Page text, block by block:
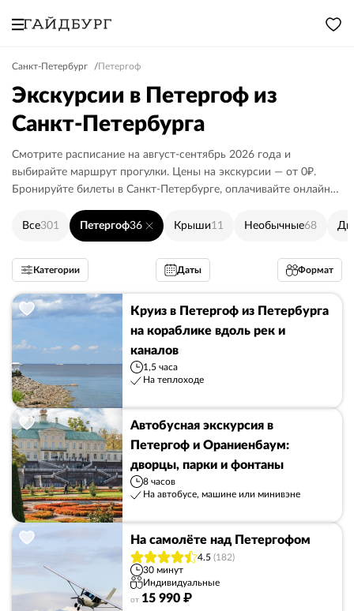
Санкт-Петербург Петергоф
Экскурсии в Петергоф из
Санкт-Петербурга
Смотрите расписание на август-сентябрь 2026 года и
выбирайте маршрут прогулки. Цены на экскурсии — от 0₽.
Бронируйте билеты в Санкт-Петербурге, оплачивайте онлайн
Все301 Петергоф36 Крыши11 Необычные68
Категории Даты Формат
Круиз в Петергоф из Петербурга
на кораблике вдоль рек и
каналов
1,5 часа
На теплоходе
Автобусная экскурсия в
Петергоф и Ораниенбаум:
дворцы, парки и фонтаны
8 часов
На автобусе, машине или минивэне
На самолёте над Петергофом
4.5 (182)
30 минут
Индивидуальные
от 15 990 ₽